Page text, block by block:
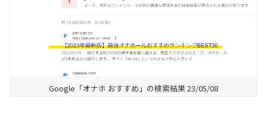
Google「オナホ おすすめ」の検索結果 23/05/08